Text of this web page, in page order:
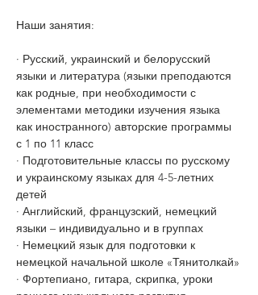
​Наши занятия:​
· Русский, украинский и белорусский
языки и литература (языки преподаются
как родные, при необходимости с
элементами методики изучения языка
как иностранного) авторские программы
с 1 по 11 класс
· Подготовительные классы по русскому
и украинскому языках для 4-5-летних
детей
· Английский, французский, немецкий
языки – индивидуально и в группах
· Немецкий язык для подготовки к
немецкой начальной школе «Тянитолкай»
· Фортепиано, гитара, скрипка, уроки